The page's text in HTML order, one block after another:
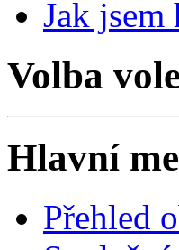
Jak jsem
Volba
Hlavní
Přehled